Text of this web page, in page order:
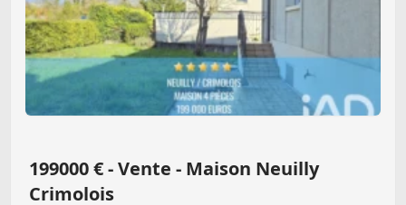
199000 € - Vente - Maison Neuilly
Crimolois